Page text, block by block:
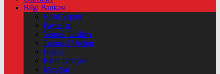
Bilgi Bankası
Nasıl Yapılır
Faydaları
Yemek Tarifleri
Tarımsal Üretim
Hukuk
Kitap Dünyası
Mesajlar